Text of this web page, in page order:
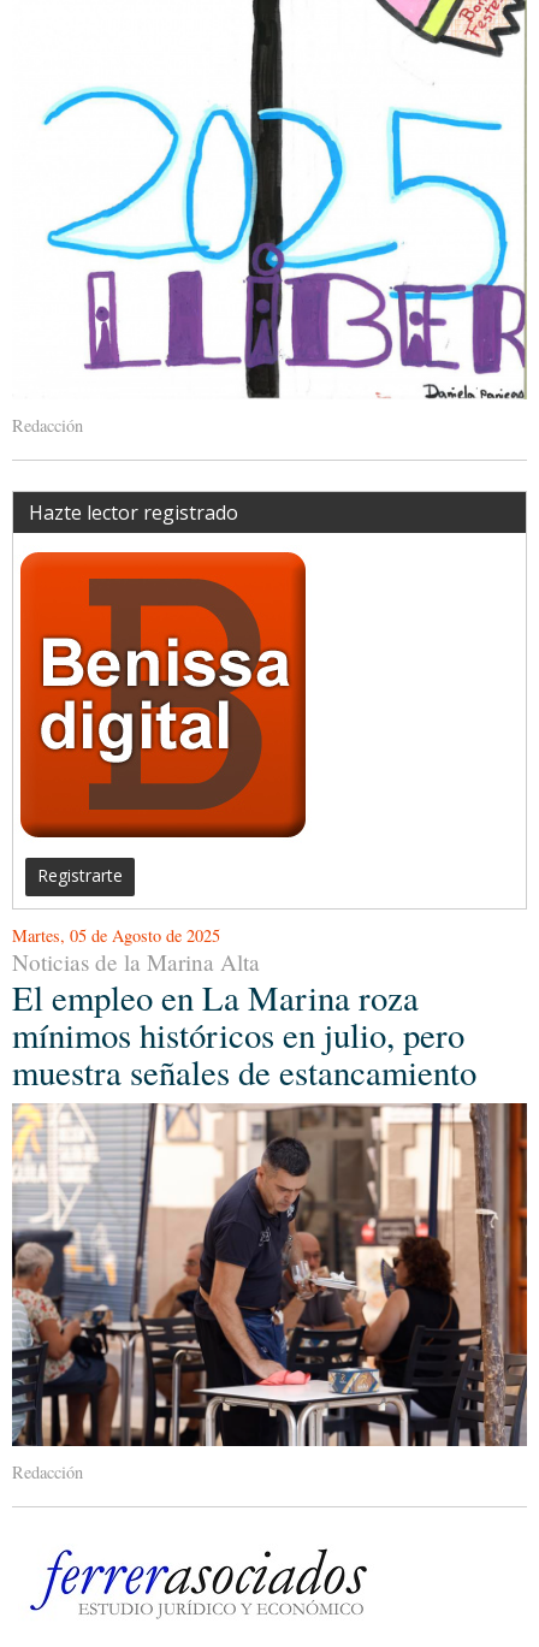
Redacción
Hazte lector registrado
Registrarte
Martes, 05 de Agosto de 2025
Noticias de la Marina Alta
El empleo en La Marina roza
mínimos históricos en julio, pero
muestra señales de estancamiento
Redacción